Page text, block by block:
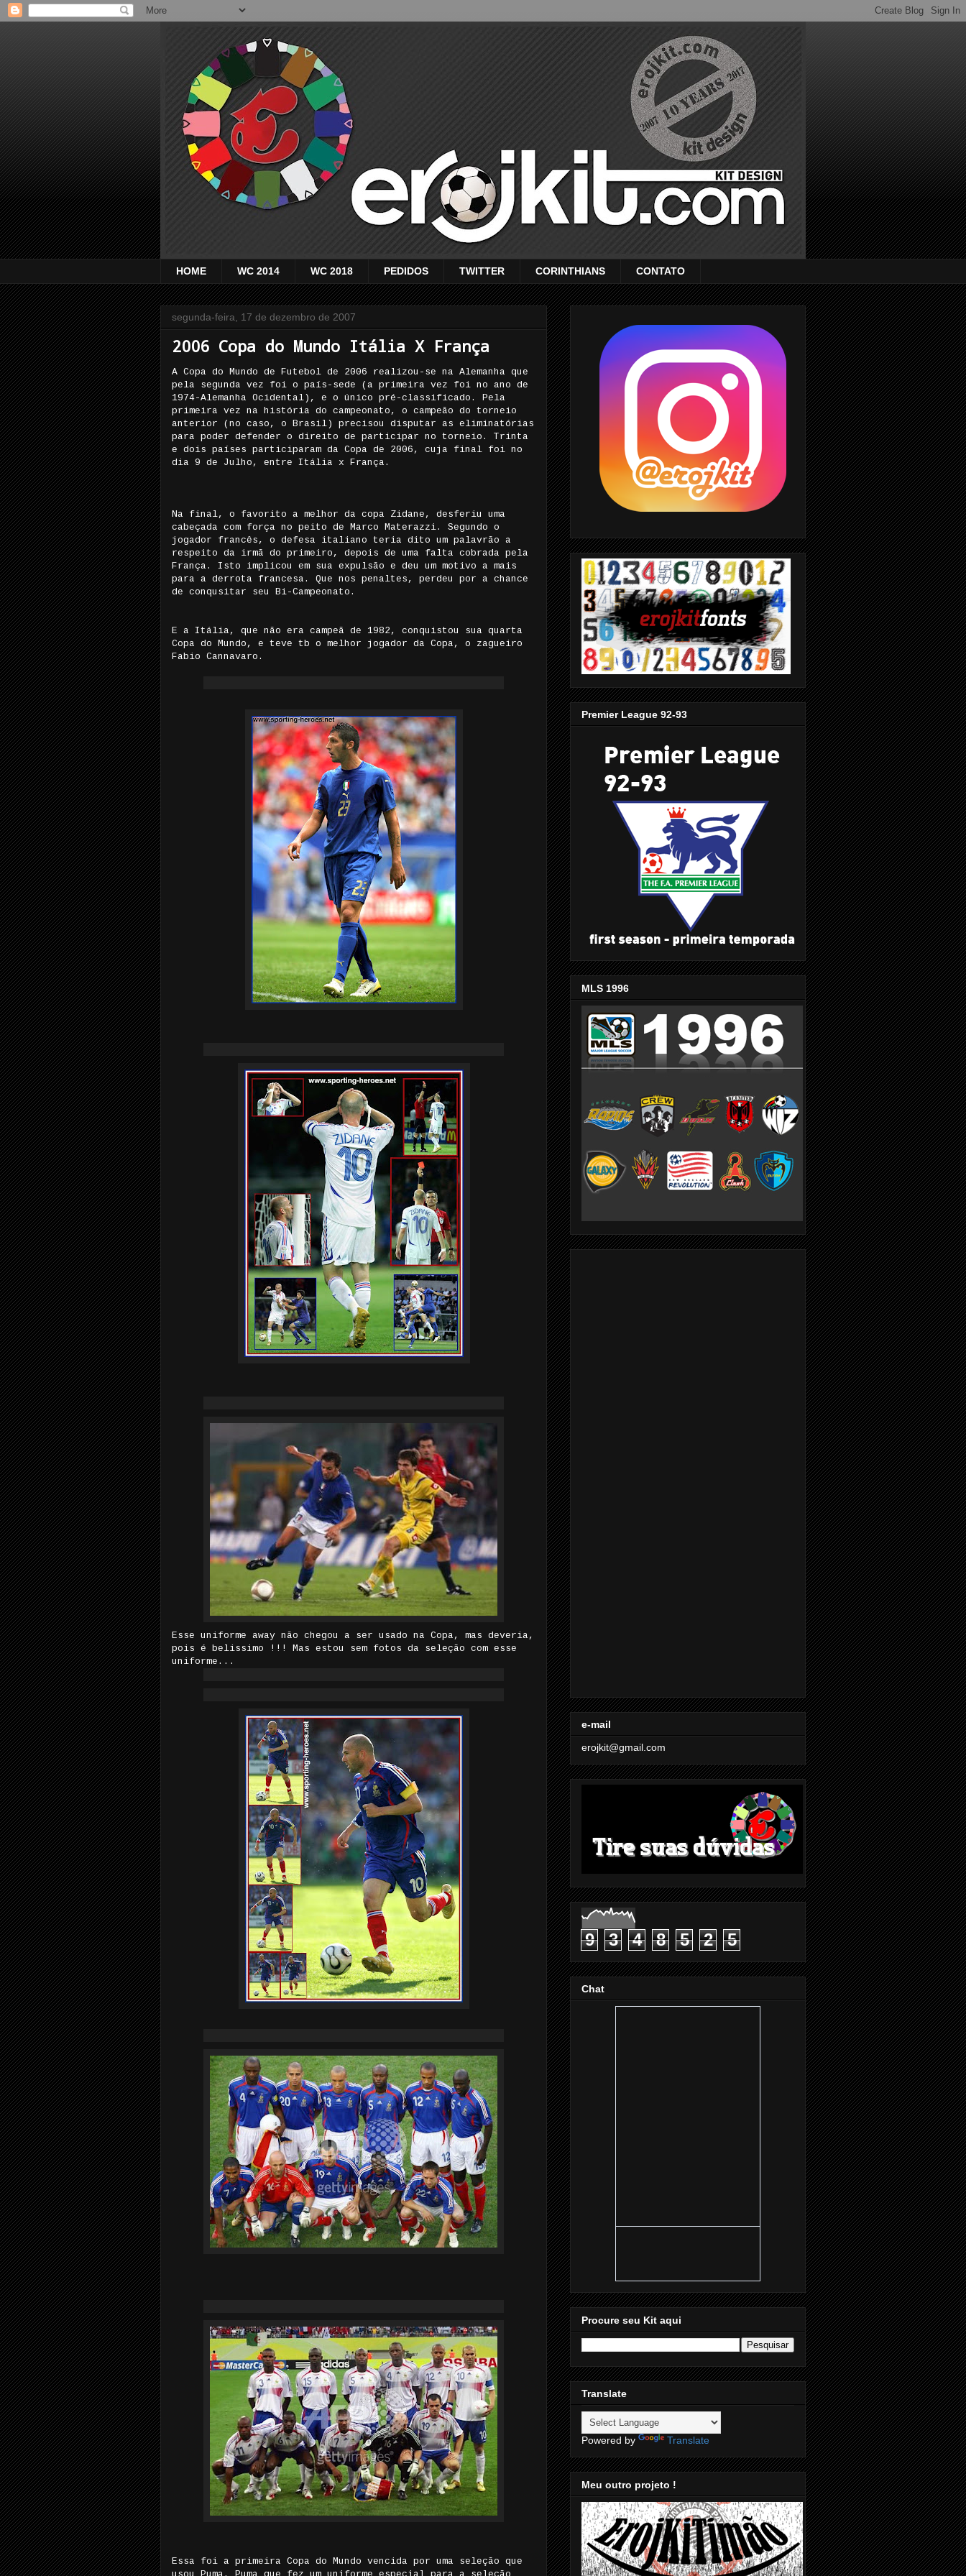
HOME WC 2014 WC 2018 PEDIDOS TWITTER CORINTHIANS CONTATO
segunda-feira, 17 de dezembro de 2007
2006 Copa do Mundo Itália X França
A Copa do Mundo de Futebol de 2006 realizou-se na Alemanha que
pela segunda vez foi o país-sede (a primeira vez foi no ano de
1974-Alemanha Ocidental), e o único pré-classificado. Pela
primeira vez na história do campeonato, o campeão do torneio
anterior (no caso, o Brasil) precisou disputar as eliminatórias
para poder defender o direito de participar no torneio. Trinta
e dois países participaram da Copa de 2006, cuja final foi no
dia 9 de Julho, entre Itália x França.
Na final, o favorito a melhor da copa Zidane, desferiu uma
cabeçada com força no peito de Marco Materazzi. Segundo o
jogador francês, o defesa italiano teria dito um palavrão a
respeito da irmã do primeiro, depois de uma falta cobrada pela
França. Isto implicou em sua expulsão e deu um motivo a mais
para a derrota francesa. Que nos penaltes, perdeu por a chance
de conqusitar seu Bi-Campeonato.
E a Itália, que não era campeã de 1982, conquistou sua quarta
Copa do Mundo, e teve tb o melhor jogador da Copa, o zagueiro
Fabio Cannavaro.
Esse uniforme away não chegou a ser usado na Copa, mas deveria,
pois é belissimo !!! Mas estou sem fotos da seleção com esse
uniforme...
Essa foi a primeira Copa do Mundo vencida por uma seleção que
Premier League 92-93
MLS 1996
e-mail
erojkit@gmail.com
9 3 4 8 5 2 5
Chat
Procure seu Kit aqui
Translate
Powered by Translate
Meu outro projeto !